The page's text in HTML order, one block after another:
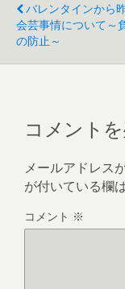
バレンタインから
会芸事情について～
の防止～
コメント
メールアドレス
が付いている欄
コメント ※